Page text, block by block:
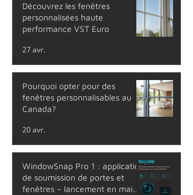
Découvrez les fenêtres
personnalisées haute
performance VST Euro
27 avr.
Pourquoi opter pour des
fenêtres personnalisables au
Canada?
20 avr.
WindowSnap Pro 1 : application
de soumission de portes et
fenêtres – lancement en mai